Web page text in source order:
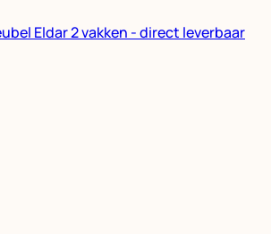
Eldar 2 vakken - direct leverbaar